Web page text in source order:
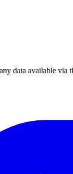
data available